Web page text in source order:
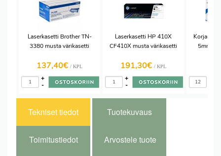
Laserkasetti Brother TN-
3380 musta värikasetti
137,40€ / KPL
-
+
Laserkasetti HP 410X
CF410X musta värikasetti
191,30€ / KPL
-
+
5mm/
Tekniset tiedot Tuotekuvaus
Toimitustiedot Arvostele tuote